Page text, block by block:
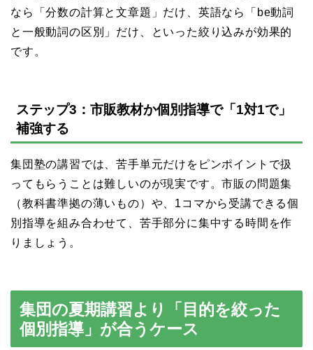
なら「分数の計算と文章題」だけ、英語なら「be動詞
と一般動詞の区別」だけ、といった絞り込みが効果的
です。
ステップ3：市販教材か個別指導で「1対1で」
補強する
集団塾の講習では、苦手単元だけをピンポイントで扱
ってもらうことは難しいのが現実です。市販の問題集
（教科書準拠の薄いもの）や、1コマから受講できる個
別指導を組み合わせて、苦手部分に集中する時間を作
りましょう。
集団の夏期講習より「目的を絞った
個別指導」が合うケース